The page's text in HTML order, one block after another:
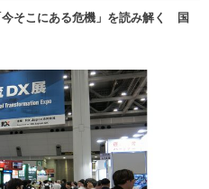
今そこにある危機」を読み解く 国